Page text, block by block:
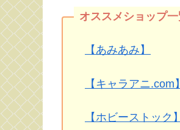
【あみあみ】
【キャラアニ.com】
【ホビーストック】